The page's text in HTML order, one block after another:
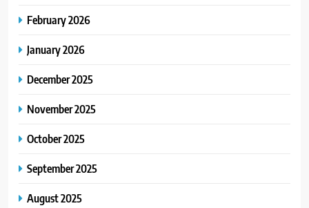
February 2026
January 2026
December 2025
November 2025
October 2025
September 2025
August 2025